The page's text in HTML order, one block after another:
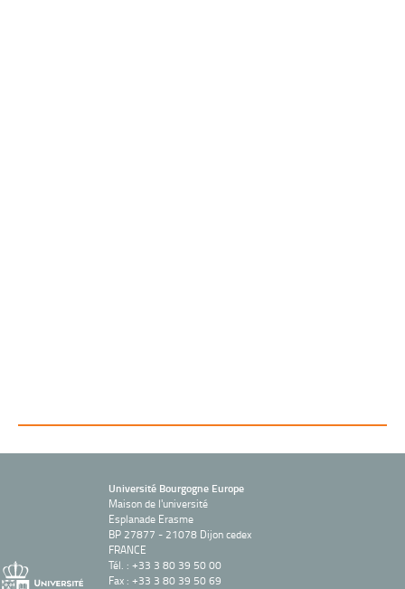
Université Bourgogne Europe
Maison de l'université
Esplanade Erasme
BP 27877 - 21078 Dijon cedex
FRANCE
Tél. : +33 3 80 39 50 00
Fax : +33 3 80 39 50 69